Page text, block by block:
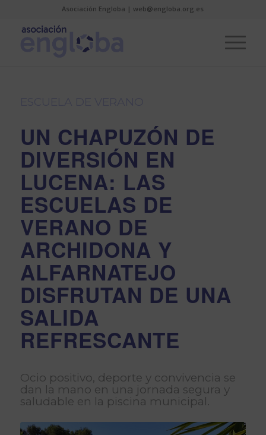
Asociación Engloba | web@engloba.org.es
UN CHAPUZÓN DE
DIVERSIÓN EN
LUCENA: LAS
ESCUELAS DE
VERANO DE
ARCHIDONA Y
ALFARNATEJO
DISFRUTAN DE UNA
SALIDA
REFRESCANTE
Ocio positivo, deporte y convivencia se
dan la mano en una jornada segura y
saludable en la piscina municipal.